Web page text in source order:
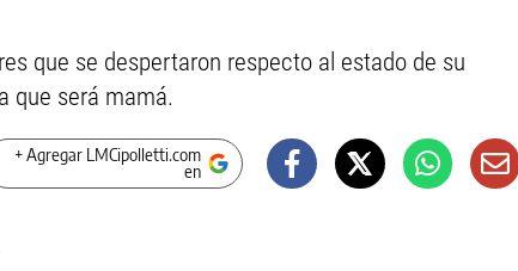
que se despertaron respecto al estado de su
que será mamá.
+ Agregar LMCipolletti.com
en